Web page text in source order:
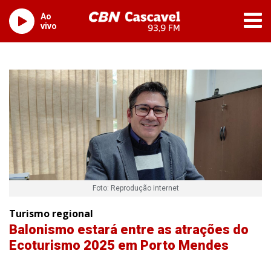
Ao
vivo
Foto: Reprodução internet
Turismo regional
Balonismo estará entre as atrações do
Ecoturismo 2025 em Porto Mendes